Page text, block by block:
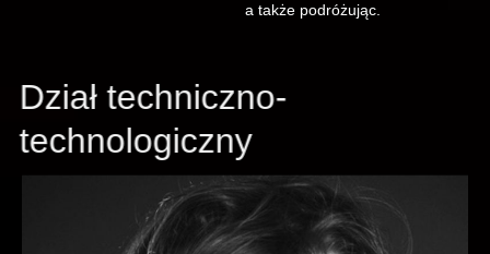
a także podróżując.
Dział techniczno-
technologiczny